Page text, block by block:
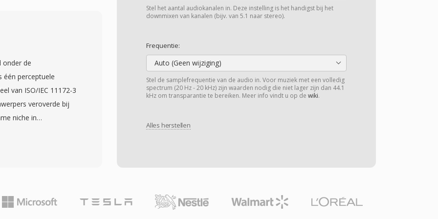
Stel het aantal audiokanalen in. Deze instelling is het handigst bij het
downmixen van kanalen (bijv. van 5.1 naar stereo).
Frequentie:
Auto (Geen wijziging)
Stel de samplefrequentie van de audio in. Voor muziek met een volledig
spectrum (20 Hz - 20 kHz) zijn waarden nodig die niet lager zijn dan 44.1
kHz om transparantie te bereiken. Meer info vindt u op de wiki.
Alles herstellen
metadataframework
en technische
Value (KLV)
de content mee door
wordt
ingest, bewerking,
onder de
één perceptuele
van ISO/IEC 11172-3
veroverde bij
niche in
van vandaag bezet
stereo, wat
en